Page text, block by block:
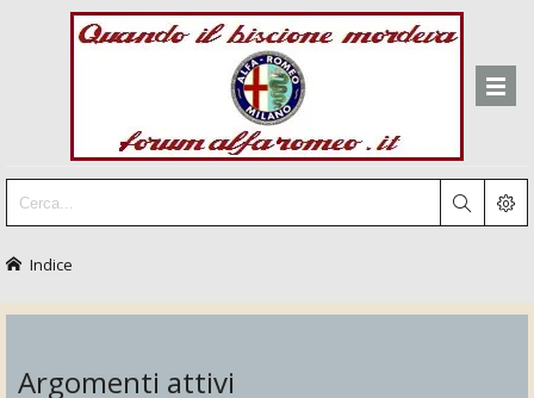
Indice
Argomenti attivi